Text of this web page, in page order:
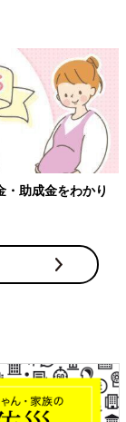
をわかり
【ワ